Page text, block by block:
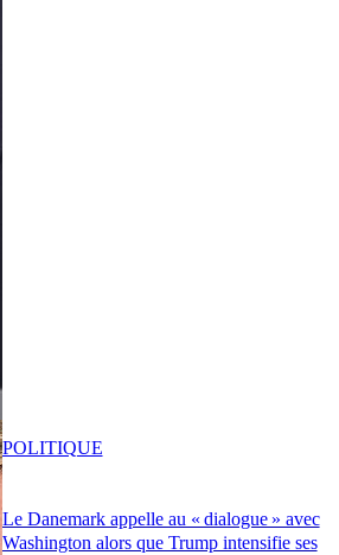
Le Danemark appelle au « dialogue » avec
Washington alors que Trump intensifie ses
POLITIQUE